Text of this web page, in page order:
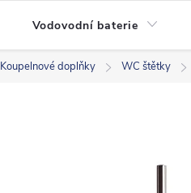
Vodovodní baterie
Koupelnové doplňky WC štětky